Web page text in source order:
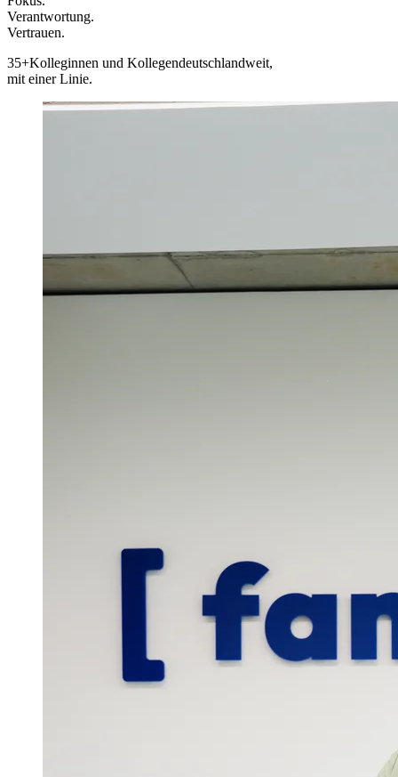
Verantwortung.
Vertrauen.
35+Kolleginnen und Kollegendeutschlandweit,
mit einer Linie.